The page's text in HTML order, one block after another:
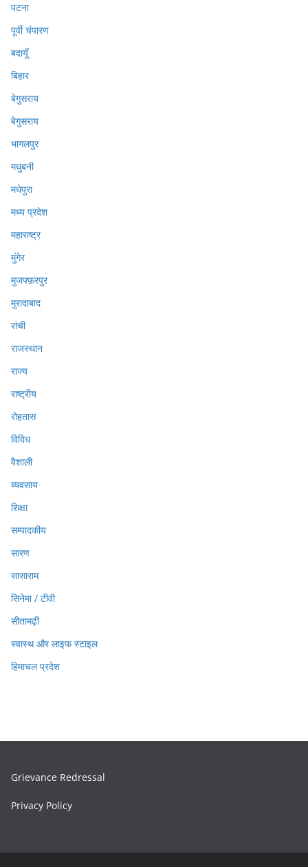
पटना
पूर्वी चंपारण
बदायूँ
बिहार
बेगुसराय
बेगुसराय
भागलपुर
मधुबनी
मधेपुरा
मध्य प्रदेश
महाराष्ट्र
मुंगेर
मुजफ्फ़रपुर
मुरादाबाद
रांची
राजस्थान
राज्य
राष्ट्रीय
रोहतास
विविध
वैशाली
व्यवसाय
शिक्षा
सम्पादकीय
सारण
सासाराम
सिनेमा / टीवी
सीतामढ़ी
स्वास्थ और लाइफ स्टाइल
हिमाचल प्रदेश
Grievance Redressal
Privacy Policy